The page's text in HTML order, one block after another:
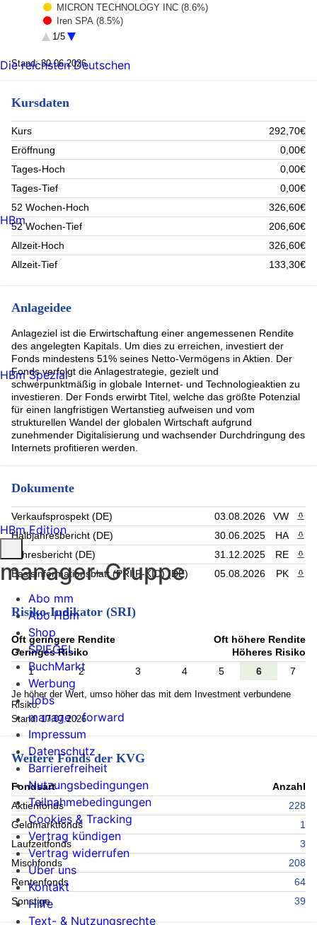
MICRON TECHNOLOGY INC (8.6%)
Iren SPA (8.5%)
Sandisk Corp (6%)
Marvell Technology Group (4.8%)
Hinge Health Inc. (4.2%)
1/5
Stand: 30.06.2026
Kursdaten
Kurs
292,70€
Eröffnung
0,00€
Tages-Hoch
0,00€
Tages-Tief
0,00€
52 Wochen-Hoch
326,60€
52 Wochen-Tief
206,60€
Allzeit-Hoch
326,60€
Allzeit-Tief
133,30€
Anlageidee
Anlageziel ist die Erwirtschaftung einer angemessenen Rendite
des angelegten Kapitals. Um dies zu erreichen, investiert der
Fonds mindestens 51% seines Netto-Vermögens in Aktien. Der
Fonds verfolgt die Anlagestrategie, gezielt und
schwerpunktmäßig in globale Internet- und Technologieaktien zu
investieren. Der Fonds erwirbt Titel, welche das größte Potenzial
für einen langfristigen Wertanstieg aufweisen und vom
strukturellen Wandel der globalen Wirtschaft aufgrund
zunehmender Digitalisierung und wachsender Durchdringung des
Internets profitieren werden.
Dokumente
Verkaufsprospekt (DE) 03.08.2026 VW
Halbjahresbericht (DE)
30.06.2025 HA
Jahresbericht (DE)
31.12.2025 RE
Basisinformationsblatt (PRIIP-KID) (DE)
05.08.2026 PK
Risiko-Indikator (SRI)
Oft geringere Rendite
Geringes Risiko
Oft höhere Rendite
Höheres Risiko
1
2 3 4 5 6 7
Je höher der Wert, umso höher das mit dem Investment verbundene
Risiko.
Stand: 17.07.2026
Weitere Fonds der KVG
Fondsart
Anzahl
Aktienfonds
228
Geldmarktfonds
1
Laufzeitfonds
3
Mischfonds
208
Rentenfonds
64
Sonstige
39
Die reichsten Deutschen
HBm
HBm Spezial
HBm Edition
manager-Gruppe
Abo mm
Abo HBm
Shop
SPIEGEL
BuchMarkt
Werbung
Jobs
manage › forward
Impressum
Datenschutz
Barrierefreiheit
Nutzungsbedingungen
Teilnahmebedingungen
Cookies & Tracking
Vertrag kündigen
Vertrag widerrufen
Über uns
Kontakt
Hilfe
Text- & Nutzungsrechte